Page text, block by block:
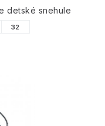
detské snehule
32